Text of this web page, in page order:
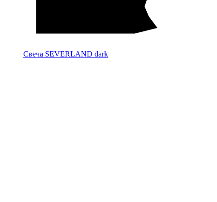
Свеча SEVERLAND dark